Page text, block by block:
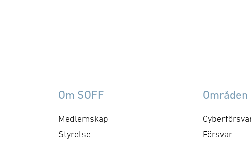
Om SOFF
Medlemskap
Styrelse
Områden
Försvar